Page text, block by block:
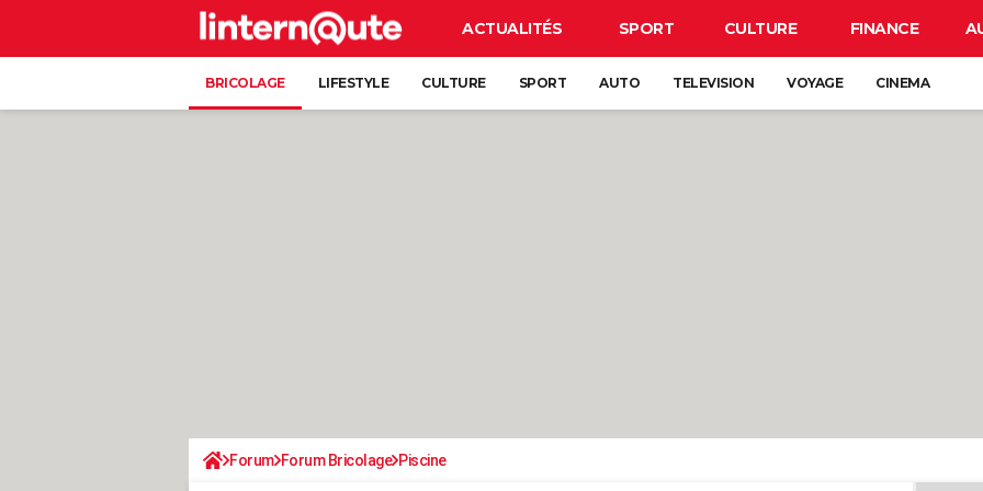
ACTUALITÉS SPORT CULTURE FINANCE
BRICOLAGE LIFESTYLE CULTURE SPORT AUTO TELEVISION VOYAGE CINEMA
Forum Forum Bricolage Piscine